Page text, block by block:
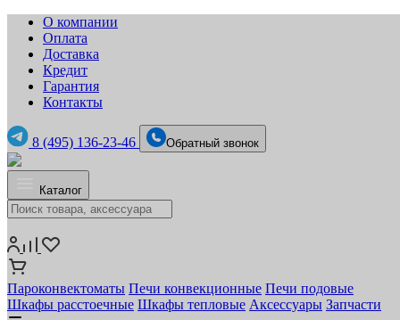
О компании
Оплата
Доставка
Кредит
Гарантия
Контакты
8 (495) 136-23-46 Обратный звонок
Каталог
Пароконвектоматы Печи конвекционные Печи подовые
Шкафы расстоечные Шкафы тепловые Аксессуары Запчасти